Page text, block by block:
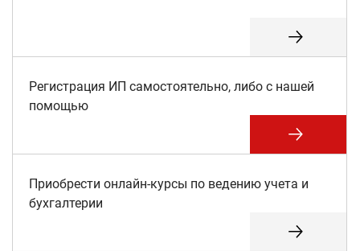
Регистрация ИП самостоятельно, либо с нашей
помощью
Приобрести онлайн-курсы по ведению учета и
бухгалтерии